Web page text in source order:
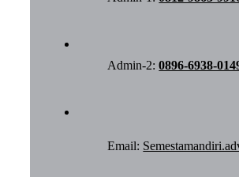
Admin-2:0896-6938-
Email: